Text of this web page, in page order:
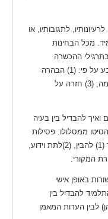
לתגובותיו, או
מכל הבחינות
ההכשרה
הקודמים. נוסח הדיבור של התלמיד נקבע על פי: (1) הבהרה
והבנה של היזומה, (2) מתן וידוע על היזומה, (3) חזרה על
להבדיל בין בעיה
ממסלולו. פסילות
ניתנות כאשר התלמיד עושה יותר מאשר (1) להבין, (2)לתת וידוע,
באופן אישי
של התלמיד להבדיל בין
לבין הערות המאמן